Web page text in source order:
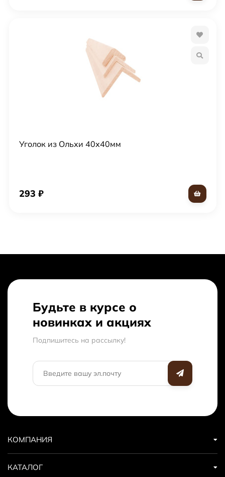
Уголок из Ольхи 40х40мм
293 ₽
Будьте в курсе о
новинках и акциях
Подпишитесь на рассылкy!
КОМПАНИЯ
КАТАЛОГ